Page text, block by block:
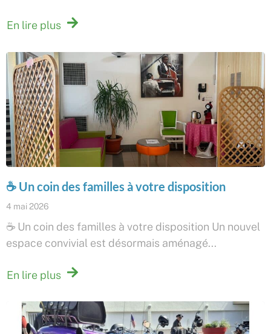
En lire plus
☕ Un coin des familles à votre disposition
4 mai 2026
☕ Un coin des familles à votre disposition Un nouvel
espace convivial est désormais aménagé...
En lire plus